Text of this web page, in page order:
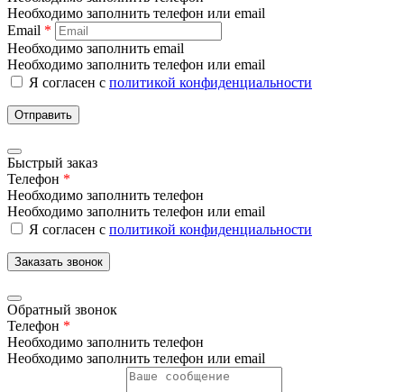
Необходимо заполнить телефон или email
Email *
Необходимо заполнить email
Необходимо заполнить телефон или email
Я согласен с политикой конфиденциальности
Отправить
Быстрый заказ
Телефон *
Необходимо заполнить телефон
Необходимо заполнить телефон или email
Я согласен с политикой конфиденциальности
Заказать звонок
Обратный звонок
Телефон *
Необходимо заполнить телефон
Необходимо заполнить телефон или email